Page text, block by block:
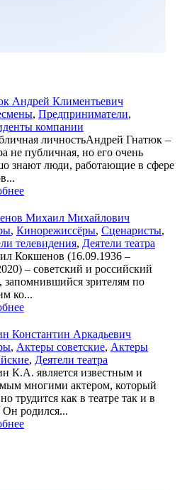
Андрей Климентьевич
, Предприниматели,
компании
личностьАндрей Гнатюк –
не публичная, но его очень
знают люди, работающие в сфере
Михаил Михайлович
, Кинорежиссёры, Сценаристы,
телевидения, Деятели театра
Кокшенов (16.09.1936 –
– советский и российский
запомнившийся зрителям по
ко...
Константин Аркадьевич
, Актеры советские, Актеры
, Деятели театра
К.А. является известным и
многими актером, который
трудится как в театре так и в
Он родился...